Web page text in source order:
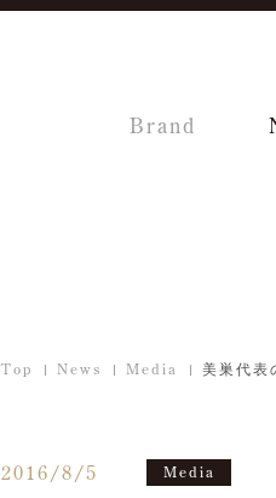
Brand
Top News Media 美巣代表
2016/8/5 Media